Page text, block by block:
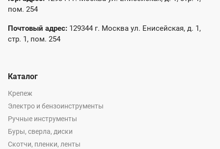
пом. 254
Почтовый адрес: 129344 г. Москва ул. Енисейская, д. 1,
стр. 1, пом. 254
Каталог
Крепеж
Электро и бензоинструменты
Ручные инструменты
Буры, сверла, диски
Скотчи, пленки, ленты